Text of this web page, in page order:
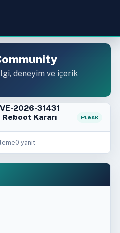
deneyim ve içerik
2026-31431
Reboot Kararı
Plesk
0 yanıt